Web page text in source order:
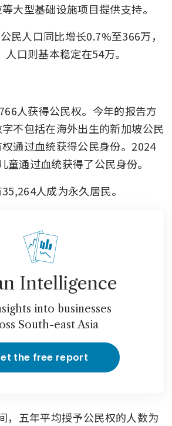
大型基础设施项目提供支持。
民人口同比增长0.7%至366万，
口则基本稳定在54万。
人获得公民权。今年的报告方
不包括在海外出生的新加坡公民
通过血统获得公民身份。2024
童通过血统获得了公民身份。
人成为永久居民。
Intelligence
into businesses
South-east Asia
the free report
，五年平均授予公民权的人数为